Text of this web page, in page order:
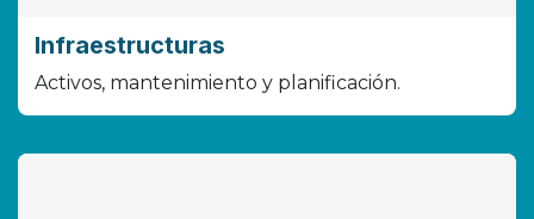
Infraestructuras
Activos, mantenimiento y planificación.